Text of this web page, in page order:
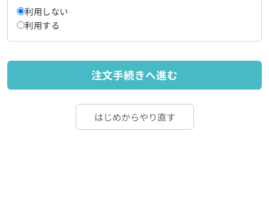
利用しない
利用する
注文手続きへ進む
はじめからやり直す